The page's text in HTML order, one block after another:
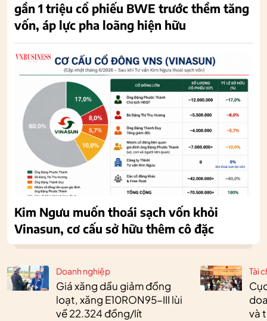
Doanh nghiệp
Giá xăng dầu giảm đồng
loạt, xăng E10RON95-III lùi
về 22.324 đồng/lít
Tài
và
gần 1 triệu cổ phiếu BWE trước thềm tăng
vốn, áp lực pha loãng hiện hữu
Kim Ngưu muốn thoái sạch vốn khỏi
Vinasun, cơ cấu sở hữu thêm cô đặc